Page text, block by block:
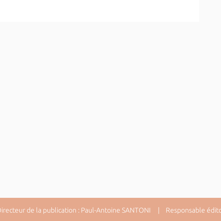
de la publication : Paul-Antoine SANTONI | Responsable